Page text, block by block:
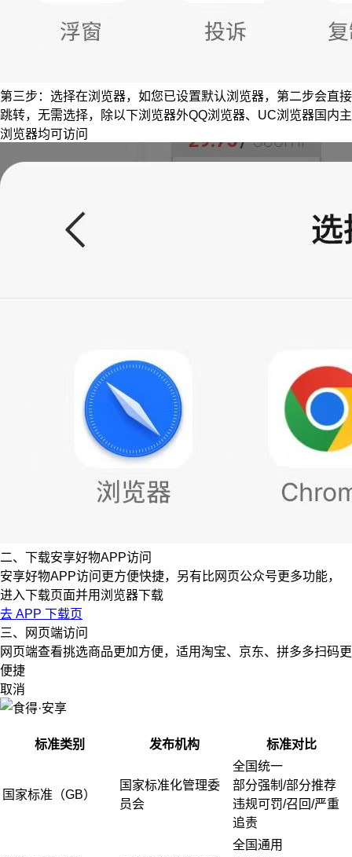
第三步：选择在浏览器，如您已设置默认浏览器，第二步会直接
跳转，无需选择，除以下浏览器外QQ浏览器、UC浏览器国内主
浏览器均可访问
二、下载安享好物APP访问
安享好物APP访问更方便快捷，另有比网页公众号更多功能，
进入下载页面并用浏览器下载
去 APP 下载页
三、网页端访问
网页端查看挑选商品更加方便，适用淘宝、京东、拼多多扫码更
便捷
取消
标准类别 发布机构 标准对比
国家标准（GB）
国家标准化管理委
员会
全国统一
部分强制/部分推荐
违规可罚/召回/严重
追责
全国通用